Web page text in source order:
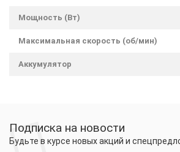
Мощность (Вт)
Максимальная скорость (об/мин)
Аккумулятор
Подписка на новости
Будьте в курсе новых акций и